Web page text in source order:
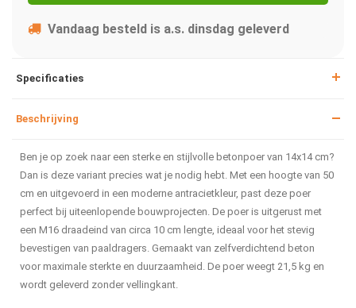
Vandaag besteld is a.s. dinsdag geleverd
Specificaties
Beschrijving
Ben je op zoek naar een sterke en stijlvolle betonpoer van 14x14 cm?
Dan is deze variant precies wat je nodig hebt. Met een hoogte van 50
cm en uitgevoerd in een moderne antracietkleur, past deze poer
perfect bij uiteenlopende bouwprojecten. De poer is uitgerust met
een M16 draadeind van circa 10 cm lengte, ideaal voor het stevig
bevestigen van paaldragers. Gemaakt van zelfverdichtend beton
voor maximale sterkte en duurzaamheid. De poer weegt 21,5 kg en
wordt geleverd zonder vellingkant.